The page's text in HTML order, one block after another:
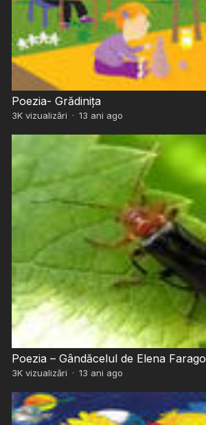
Poezia- Grădinița
3Kvizualizări · 13 ani ago
Poezia – Gândăcelul de Elena Farago
3Kvizualizări · 13 ani ago